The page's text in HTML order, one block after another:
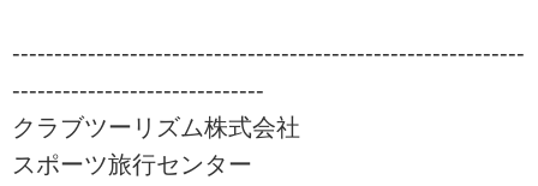
からあこがれの名山登山まで、初
心者でも安心してご参加いただけ
るレベルに応じた「あるき旅」を
ご用意しております！自然の中を
季節を感じる「あるく」の旅に是
-------------------------------------------------------------
------------------------------
クラブツーリズム株式会社
スポーツ旅行センター